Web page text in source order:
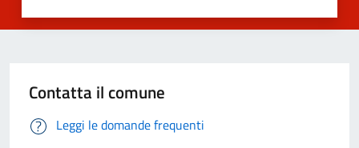
Contatta il comune
Leggi le domande frequenti